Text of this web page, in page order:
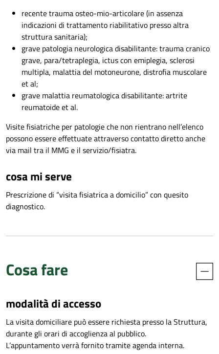
recente trauma osteo-mio-articolare (in assenza
indicazioni di trattamento riabilitativo presso altra
struttura sanitaria);
grave patologia neurologica disabilitante: trauma cranico
grave, para/tetraplegia, ictus con emiplegia, sclerosi
multipla, malattia del motoneurone, distrofia muscolare
et al;
grave malattia reumatologica disabilitante: artrite
reumatoide et al.
Visite fisiatriche per patologie che non rientrano nell’elenco
possono essere effettuate attraverso contatto diretto anche
via mail tra il MMG e il servizio/fisiatra.
cosa mi serve
Prescrizione di “visita fisiatrica a domicilio” con quesito
diagnostico.
Cosa fare
modalità di accesso
La visita domiciliare può essere richiesta presso la Struttura,
durante gli orari di accoglienza al pubblico.
L’appuntamento verrà fornito tramite agenda interna.